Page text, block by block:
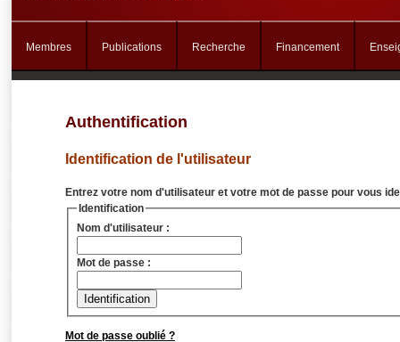
Membres Publications Recherche Financement
Authentification
Identification de l'utilisateur
Entrez votre nom d'utilisateur et votre mot de passe pour vous
Identification
Nom d'utilisateur :
Mot de passe :
Mot de passe oublié ?